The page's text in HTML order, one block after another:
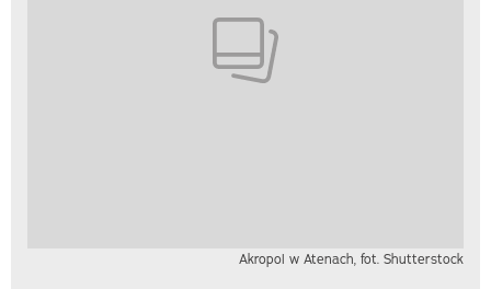
Akropol w Atenach, fot. Shutterstock